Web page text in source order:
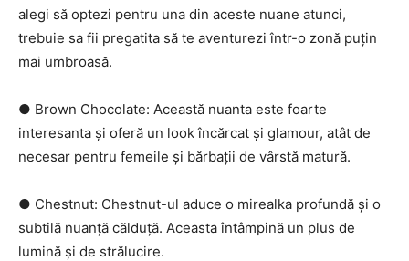
alegi să optezi pentru una din aceste nuane atunci,
trebuie sa fii pregatita să te aventurezi într-o zonă puțin
mai umbroasă.
● Brown Chocolate: Această nuanta este foarte
interesanta și oferă un look încărcat și glamour, atât de
necesar pentru femeile și bărbații de vârstă matură.
● Chestnut: Chestnut-ul aduce o mirealka profundă și o
subtilă nuanță călduță. Aceasta întâmpină un plus de
lumină și de strălucire.